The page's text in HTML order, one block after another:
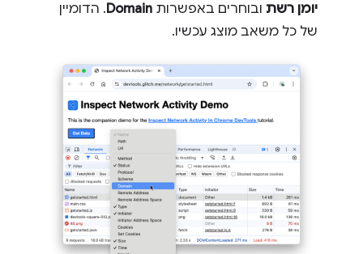
יומן רשת ובוחרים באפשרות Domain. הדומיין
של כל משאב מוצג עכשיו.